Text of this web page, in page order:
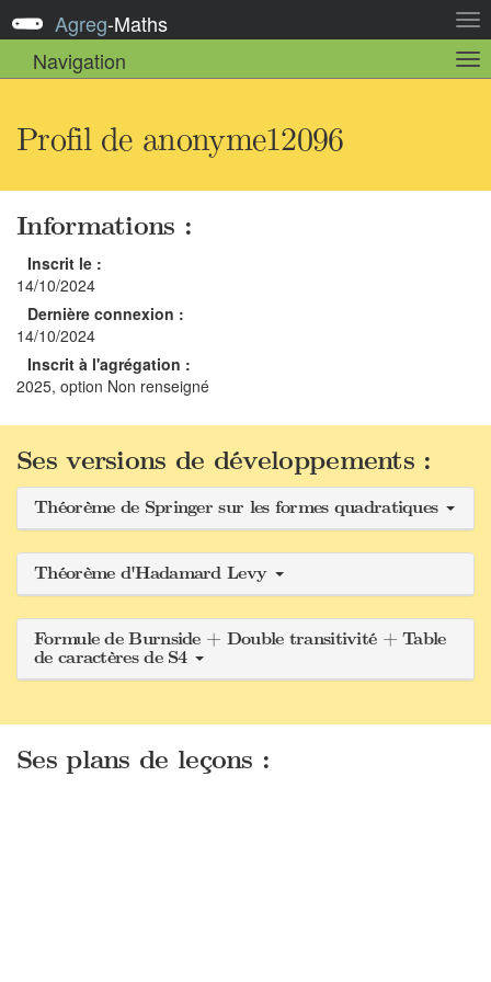
la
Agreg-Maths
Navigation
la
Profil de anonyme12096
Informations :
Inscrit le :
14/10/2024
Dernière connexion :
14/10/2024
Inscrit à l'agrégation :
2025, option Non renseigné
Ses versions de développements :
Théorème de Springer sur les formes quadratiques
Théorème d'Hadamard Levy
Formule de Burnside + Double transitivité + Table
de caractères de S4
Ses plans de leçons :